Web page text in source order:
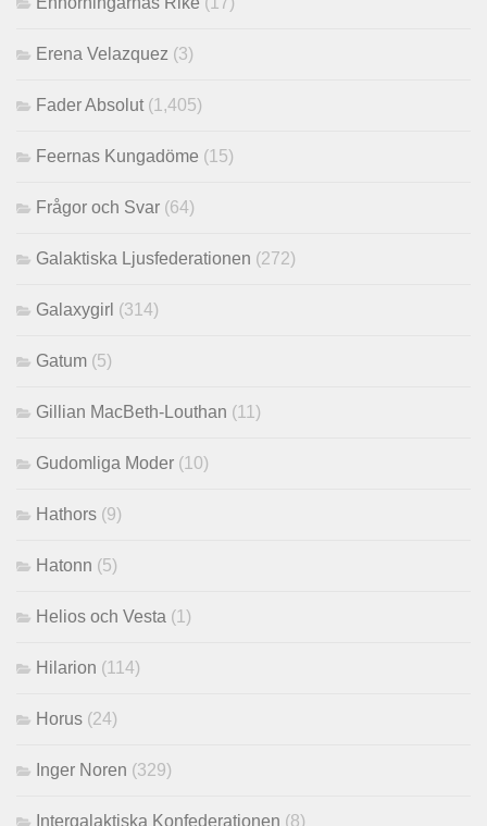
Erena Velazquez (3)
Fader Absolut (1,405)
Feernas Kungadöme (15)
Frågor och Svar (64)
Galaktiska Ljusfederationen (272)
Galaxygirl (314)
Gatum (5)
Gillian MacBeth-Louthan (11)
Gudomliga Moder (10)
Hathors (9)
Hatonn (5)
Helios och Vesta (1)
Hilarion (114)
Horus (24)
Inger Noren (329)
Intergalaktiska Konfederationen (8)